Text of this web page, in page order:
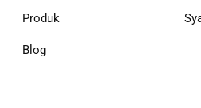
Produk
Blog